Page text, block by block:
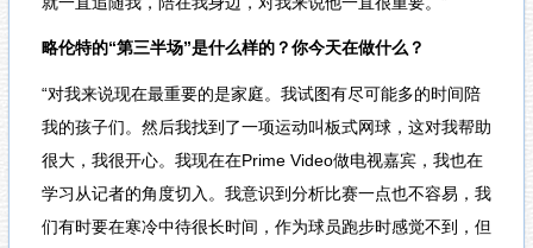
略伦特的“第三半场”是什么样的？你今天在做什么？
“对我来说现在最重要的是家庭。我试图有尽可能多的时间陪
我的孩子们。然后我找到了一项运动叫板式网球，这对我帮助
很大，我很开心。我现在在Prime Video做电视嘉宾，我也在
学习从记者的角度切入。我意识到分析比赛一点也不容易，我
们有时要在寒冷中待很长时间，作为球员跑步时感觉不到，但